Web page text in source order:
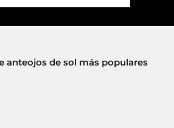
anteojos de sol más populares